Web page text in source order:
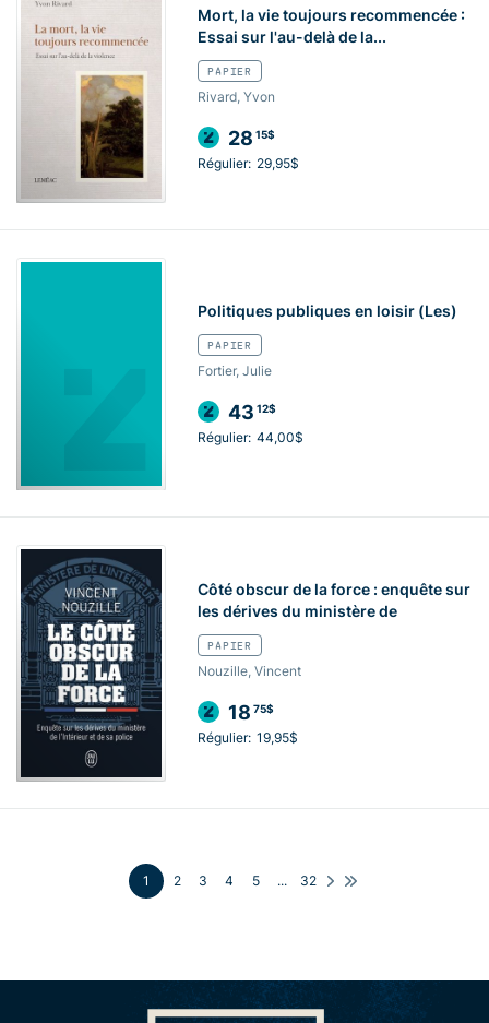
Mort, la vie toujours recommencée :
Essai sur l'au-delà de la...
PAPIER
Rivard, Yvon
28 15$
Régulier: 29,95$
Politiques publiques en loisir (Les)
PAPIER
Fortier, Julie
43 12$
Régulier: 44,00$
Côté obscur de la force : enquête sur
les dérives du ministère de
PAPIER
Nouzille, Vincent
18 75$
Régulier: 19,95$
1 2 3 4 5 ... 32